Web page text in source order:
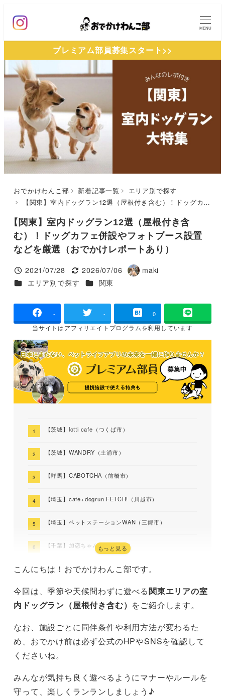
ン
テ
ツ
MENU
プレミアム部員募集スタート>>
おでかけわんこ部 新着記事一覧
エリア別で探す
【関東】室内ドッグラン12選（屋根付き含む）！ドッグカフェ併設やフォトブース設置などを厳選（おでかけレポートあり）
【関東】室内ドッグラン12選（屋根付き含
む）！ドッグカフェ併設やフォトブース設置
などを厳選（おでかけレポートあり）
投稿日
2021/07/28
更新日
2026/07/06
著
maki
カテゴリー
エリア別で探す カテゴリー
関東
- - 0
当サイトはアフィリエイトプログラムを利用しています
【茨城】lotti cafe（つくば市）
【茨城】WANDRY（土浦市）
【群馬】CABOTCHA（前橋市）
【埼玉】cafe+dogrun FETCH!（川越市）
【埼玉】ペットステーションWAN（三郷市）
【千葉】加恋ちゃん家（千葉市）
【東京】DOG SOCIALIZE CLUB（世田谷区）
【東京】DOGLY DOGRUN（台東区）
【東京】West Dog Park（福生市）
【神奈川】WANCOTT（横浜市）
【閉店】【神奈川】DSシェアドックラン（横浜市）
もっと見る
こんにちは！おでかけわんこ部です。
今回は、季節や天候問わずに遊べる関東エリアの室
内ドッグラン（屋根付き含む） をご紹介します。
なお、施設ごとに同伴条件や利用方法が変わるた
め、おでかけ前は必ず公式のHPやSNSを確認して
くださいね。
みんなが気持ち良く遊べるようにマナーやルールを
守って、楽しくランランしましょう♪